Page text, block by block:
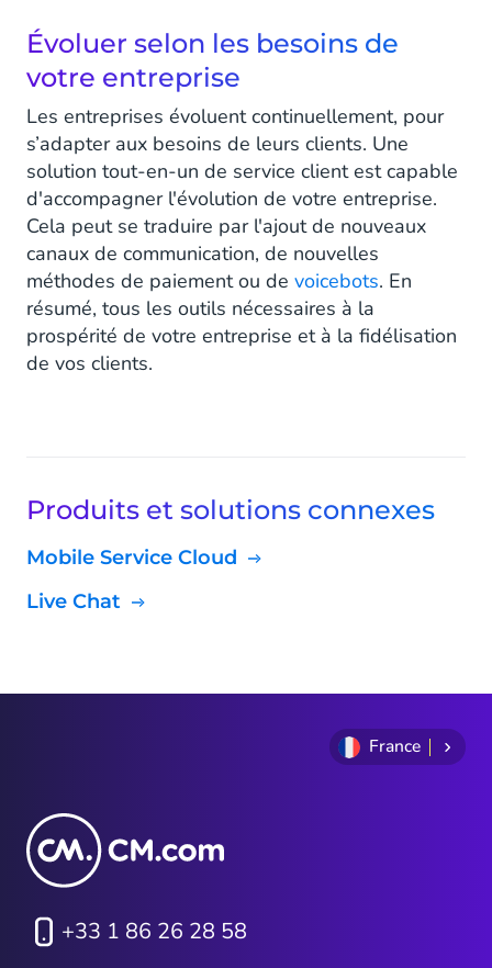
Évoluer selon les besoins de
votre entreprise
Les entreprises évoluent continuellement, pour
s’adapter aux besoins de leurs clients. Une
solution tout-en-un de service client est capable
d'accompagner l'évolution de votre entreprise.
Cela peut se traduire par l'ajout de nouveaux
canaux de communication, de nouvelles
méthodes de paiement ou de voicebots. En
résumé, tous les outils nécessaires à la
prospérité de votre entreprise et à la fidélisation
de vos clients.
Produits et solutions connexes
Mobile Service Cloud
Live Chat
France
+33 1 86 26 28 58